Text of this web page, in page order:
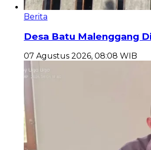
Berita
Desa Batu Malenggang
07 Agustus 2026, 08:08 WIB